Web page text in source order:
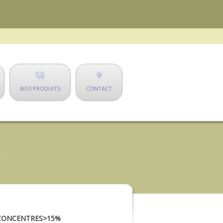
NOS PRODUITS CONTACT